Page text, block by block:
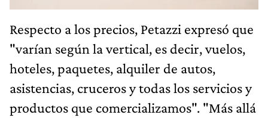
Respecto a los precios, Petazzi expresó que
"varían según la vertical, es decir, vuelos,
hoteles, paquetes, alquiler de autos,
asistencias, cruceros y todas los servicios y
productos que comercializamos". "Más allá